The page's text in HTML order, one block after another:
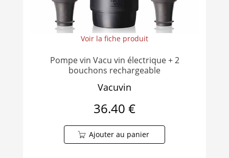
Voir la fiche produit
Pompe vin Vacu vin électrique + 2
bouchons rechargeable
Vacuvin
36.40 €
Ajouter au panier